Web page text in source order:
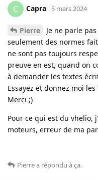
C Capra 5 mars 2024
Pierre
Je ne parle
seulement des normes
ne sont pas toujours
preuve en est, quand on
à demander les textes
Essayez et donnez moi
Merci ;)
Pour ce qui est du vhelio,
moteurs, erreur de ma
Pierrea répondu à ça.